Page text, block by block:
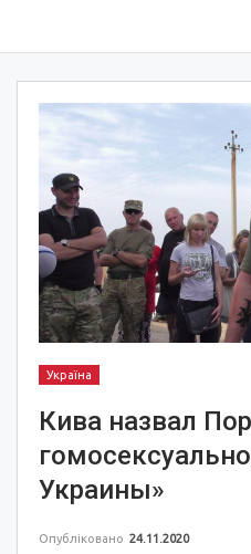
Україна
Кива назвал
Украины»
Опубліковано 24.11.2020